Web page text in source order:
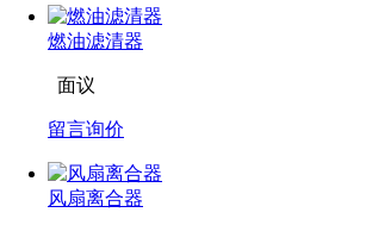
燃油滤清器
面议
留言询价
风扇离合器